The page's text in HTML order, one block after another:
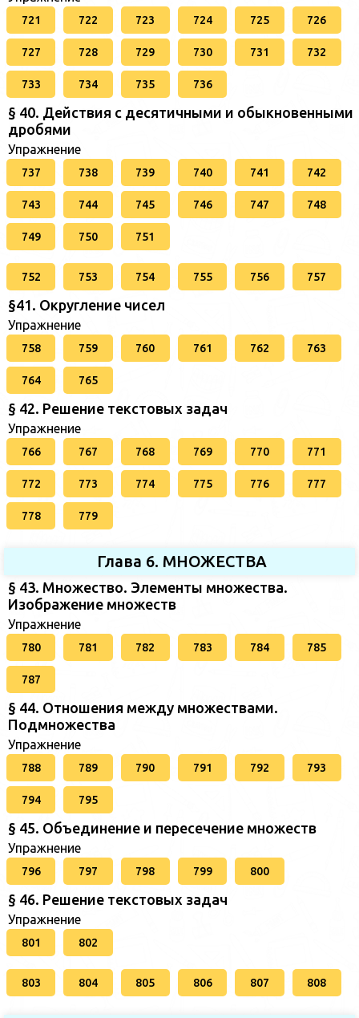
721 722 723 724 725 726
727 728 729 730 731 732
733 734 735 736
§ 40. Действия с десятичными и обыкновенными
дробями
Упражнение
737 738 739 740 741 742
743 744 745 746 747 748
749 750 751
752 753 754 755 756 757
§41. Округление чисел
Упражнение
758 759 760 761 762 763
764 765
§ 42. Решение текстовых задач
Упражнение
766 767 768 769 770 771
772 773 774 775 776 777
778 779
Глава 6. МНОЖЕСТВА
§ 43. Множество. Элементы множества.
Изображение множеств
Упражнение
780 781 782 783 784 785
787
§ 44. Отношения между множествами.
Подмножества
Упражнение
788 789 790 791 792 793
794 795
§ 45. Объединение и пересечение множеств
Упражнение
796 797 798 799 800
§ 46. Решение текстовых задач
Упражнение
801 802
803 804 805 806 807 808